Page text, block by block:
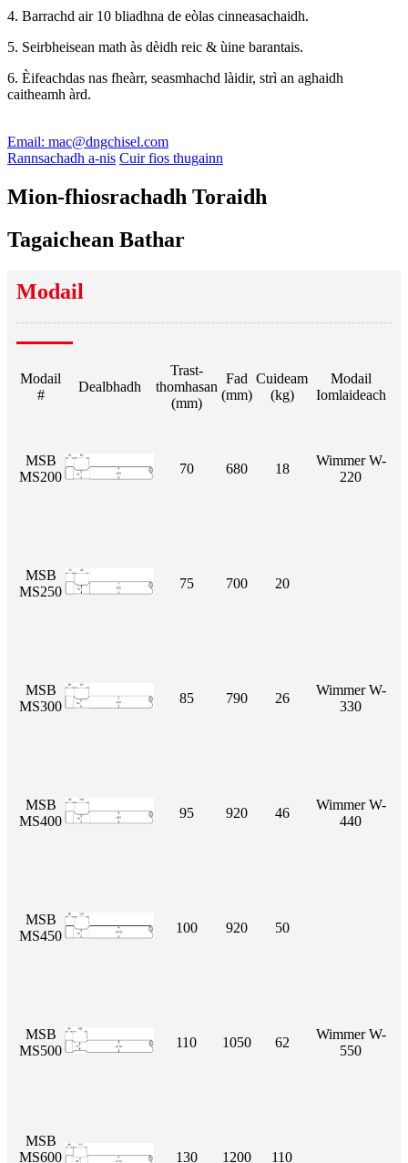
4. Barrachd air 10 bliadhna de eòlas cinneasachaidh.
5. Seirbheisean math às dèidh reic & ùine barantais.
6. Èifeachdas nas fheàrr, seasmhachd làidir, strì an aghaidh
caitheamh àrd.
Email: mac@dngchisel.com
Rannsachadh a-nis Cuir fios thugainn
Mion-fhiosrachadh Toraidh
Tagaichean Bathar
Modail
Modail
#
Dealbhadh
Trast-
thomhasan
(mm)
Fad
(mm)
Cuideam
(kg)
Modail
Iomlaideach
MSB
MS200
70 680 18
Wimmer W-
220
MSB
MS250
75 700 20
MSB
MS300
85 790 26
Wimmer W-
330
MSB
MS400
95 920 46
Wimmer W-
440
MSB
MS450
100 920 50
MSB
MS500
110 1050 62
Wimmer W-
550
MSB
MS600
130 1200 110